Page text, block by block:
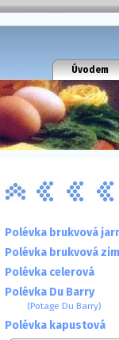
Úvodem
Polévka brukvová
Polévka brukvová
Polévka celerová
Polévka Du Barry
(Potage Du Barry)
Polévka kapustová